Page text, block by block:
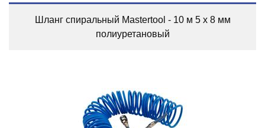
Шланг спиральный Mastertool - 10 м 5 х 8 мм
полиуретановый